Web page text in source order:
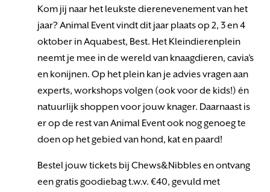
Kom jij naar het leukste dierenevenement van het
jaar? Animal Event vindt dit jaar plaats op 2, 3 en 4
oktober in Aquabest, Best. Het Kleindierenplein
neemt je mee in de wereld van knaagdieren, cavia’s
en konijnen. Op het plein kan je advies vragen aan
experts, workshops volgen (ook voor de kids!) én
natuurlijk shoppen voor jouw knager. Daarnaast is
er op de rest van Animal Event ook nog genoeg te
doen op het gebied van hond, kat en paard!
Bestel jouw tickets bij Chews&Nibbles en ontvang
een gratis goodiebag t.w.v. €40, gevuld met